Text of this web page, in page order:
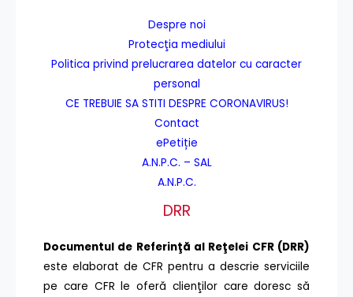
Despre noi
Protecţia mediului
Politica privind prelucrarea datelor cu caracter
personal
CE TREBUIE SA STITI DESPRE CORONAVIRUS!
Contact
ePetiție
A.N.P.C. – SAL
A.N.P.C.
DRR
Documentul de Referinţă al Reţelei CFR (DRR)
este elaborat de CFR pentru a descrie serviciile
pe care CFR le oferă clienţilor care doresc să